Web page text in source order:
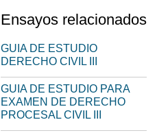
Ensayos relacionados
GUIA DE ESTUDIO
DERECHO CIVIL III
GUIA DE ESTUDIO PARA
EXAMEN DE DERECHO
PROCESAL CIVIL III